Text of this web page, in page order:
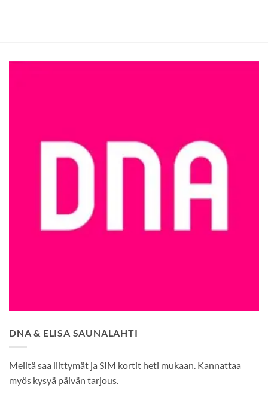
DNA & ELISA SAUNALAHTI
Meiltä saa liittymät ja SIM kortit heti mukaan. Kannattaa
myös kysyä päivän tarjous.